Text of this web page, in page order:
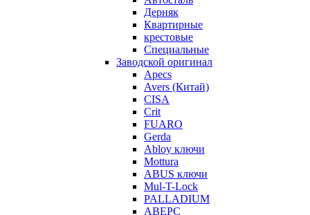
Дерняк
Квартирные
крестовые
Специальные
Заводской оригинал
Apecs
Avers (Китай)
CISA
Crit
FUARO
Gerda
Abloy ключи
Mottura
ABUS ключи
Mul-T-Lock
PALLADIUM
АВЕРС